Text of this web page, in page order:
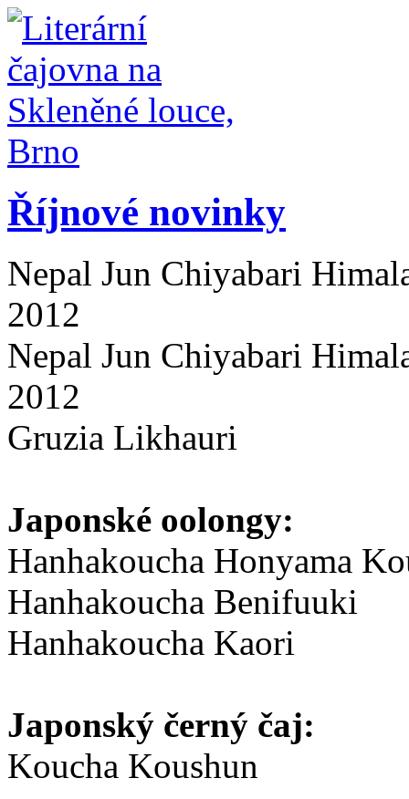
Říjnové novinky
Nepal Jun Chiyabari
2012
Nepal Jun Chiyabari
2012
Gruzia Likhauri
Japonské oolongy:
Hanhakoucha Honyama
Hanhakoucha Benifuuki
Hanhakoucha Kaori
Japonský černý čaj:
Koucha Koushun